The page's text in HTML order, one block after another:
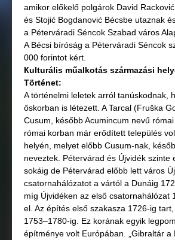
amikor előkelő polgárok David
és Stojić Bogdanović Bécsbe utaznak
a Péterváradi Séncok Szabad város
A Bécsi bíróság a Péterváradi Séncok
000 forintot kért.
Кulturális műalkotás származási
Történet:
A történelmi leletek arról tanúskodnak,
őskorban is létezett. A Tarcal (Fruška
Cusum, később Acumincum nevű
római korban már erődített település
helyén, melyet előbb Cusum-nak,
neveztek. Pétervárad és Újvidék szinte
sokáig de Pétervárad előbb lett város
csatornahálózatot a vártól a Dunáig
míg Újvidéken az első csatornahálózat
el. Az építés első szakasza 1726-ig
1753–1780-ig. Ez korának egyik
építménye volt Európában. „Gibraltár a